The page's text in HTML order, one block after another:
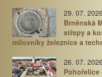
29. 07.
Brněnská
střepy a
milovníky železnice a
26. 07.
Pohořelice